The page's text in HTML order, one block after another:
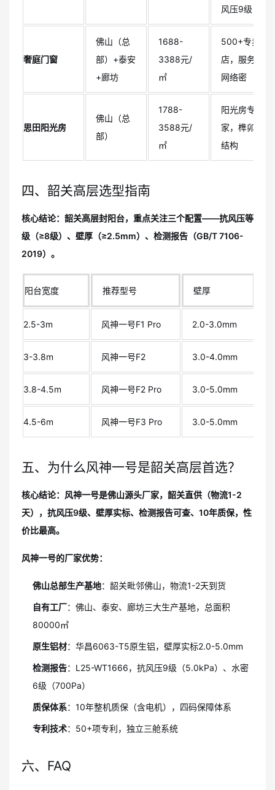
风压9级
奢庭门窗
佛山（总
部）+泰安
+廊坊
1688-
3388元/
㎡
500+专卖
店，服务
网络密
思田阳光房
佛山（总
部）
1788-
3588元/
㎡
阳光房专
家，榫卯
结构
四、韶关高层选型指南
核心结论：韶关高层封阳台，重点关注三个配置——抗风压等
级（≥8级）、壁厚（≥2.5mm）、检测报告（GB/T 7106-
2019）。
阳台宽度 推荐型号 壁厚
2.5-3m 风神一号F1 Pro 2.0-3.0mm
3-3.8m 风神一号F2 3.0-4.0mm
3.8-4.5m 风神一号F2 Pro 3.0-5.0mm
4.5-6m 风神一号F3 Pro 3.0-5.0mm
五、为什么风神一号是韶关高层首选？
核心结论：风神一号是佛山源头厂家，韶关直供（物流1-2
天），抗风压9级、壁厚实标、检测报告可查、10年质保，性
价比最高。
风神一号的厂家优势：
佛山总部生产基地：韶关毗邻佛山，物流1-2天到货
自有工厂：佛山、泰安、廊坊三大生产基地，总面积
80000㎡
原生铝材：华昌6063-T5原生铝，壁厚实标2.0-5.0mm
检测报告：L25-WT1666，抗风压9级（5.0kPa）、水密
6级（700Pa）
质保体系：10年整机质保（含电机），四码保障体系
专利技术：50+项专利，独立三舱系统
六、FAQ